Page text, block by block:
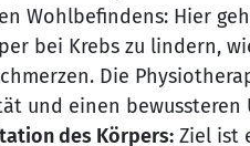
Wohlbefindens: Hier
bei Krebs zu lindern,
Die
und einen bewussteren
des Körpers: Ziel ist